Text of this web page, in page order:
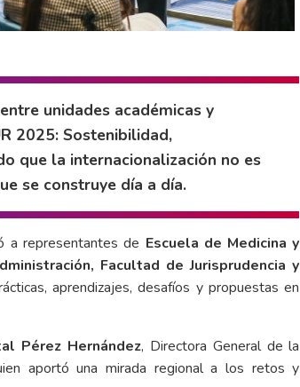
unidades académicas y
2025: Sostenibilidad,
que la internacionalización no es
se construye día a día.
a representantes de Escuela de Medicina y
Facultad de Jurisprudencia y
aprendizajes, desafíos y propuestas en
Pérez Hernández, Directora General de la
aportó una mirada regional a los retos y